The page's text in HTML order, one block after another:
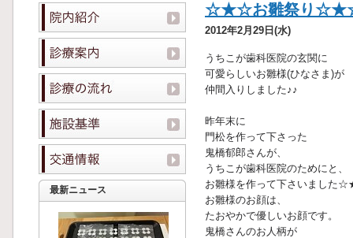
最新ニュース
☆★☆お雛祭り
2012年2月29日(水)
うちこが歯科医院の玄関に
可愛らしいお雛様(ひなさま)が
仲間入りしました♪♪
昨年末に
門松を作って下さった
鬼橋郁郎さんが、
うちこが歯科医院のためにと、
お雛様を作って下さいました
お雛様のお顔は、
たおやかで優しいお顔です。
鬼橋さんのお人柄が